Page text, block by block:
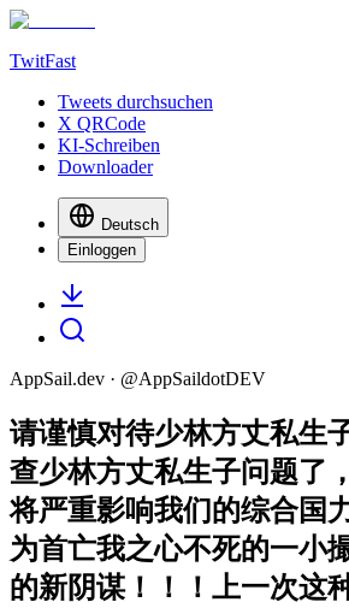
TwitFast
Tweets durchsuchen
X QRCode
KI-Schreiben
Downloader
Deutsch
Einloggen
AppSail.dev · @AppSaildotDEV
请谨慎对待少林方丈私生
查少林方丈私生子问题了
将严重影响我们的综合国
为首亡我之心不死的一小
的新阴谋！！！上一次这